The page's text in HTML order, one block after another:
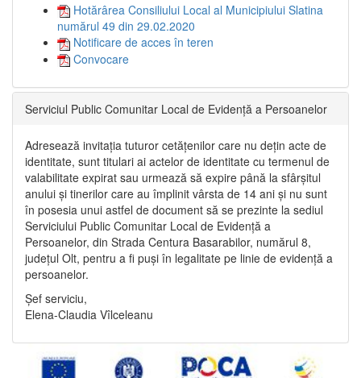
Hotărârea Consiliului Local al Municipiului Slatina
numărul 49 din 29.02.2020
Notificare de acces în teren
Convocare
Serviciul Public Comunitar Local de Evidență a Persoanelor
Adresează invitația tuturor cetățenilor care nu dețin acte de
identitate, sunt titulari ai actelor de identitate cu termenul de
valabilitate expirat sau urmează să expire până la sfârșitul
anului și tinerilor care au împlinit vârsta de 14 ani și nu sunt
în posesia unui astfel de document să se prezinte la sediul
Serviciului Public Comunitar Local de Evidență a
Persoanelor, din Strada Centura Basarabilor, numărul 8,
județul Olt, pentru a fi puși în legalitate pe linie de evidență a
persoanelor.
Șef serviciu,
Elena-Claudia Vîlceleanu